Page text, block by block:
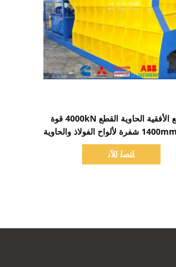
القطع الأفقية الحاوية القطع 4000kN قوة
القطع 1400mm شفرة لألواح الفولاذ والحاوية
القطع
ﺎﺘﺼﻟ ﺍﻶﻧ